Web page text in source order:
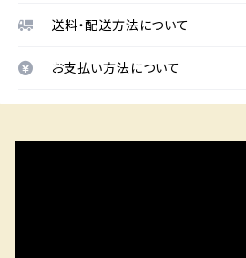
送料・配送方法について
お支払い方法について